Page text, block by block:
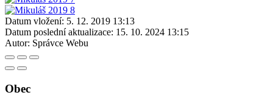
Datum vložení: 5. 12. 2019 13:13
Datum poslední aktualizace: 15. 10. 2024 13:15
Autor: Správce Webu
Obec